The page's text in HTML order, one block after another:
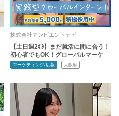
株式会社アンビエントナビ
【土日週2◎】まだ就活に間に合う！
初心者でもOK！グローバルマーケ
マーケティング/広報 大阪府